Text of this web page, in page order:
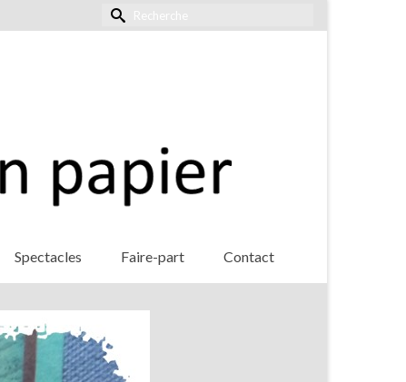
Rechercher :
Spectacles Faire-part Contact